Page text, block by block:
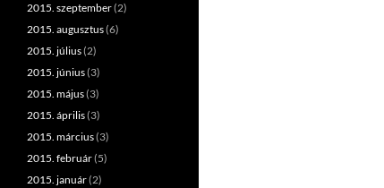
2015. szeptember(2)
2015. augusztus(6)
2015. július(2)
2015. június(3)
2015. május(3)
2015. április(3)
2015. március(3)
2015. február(5)
2015. január(2)